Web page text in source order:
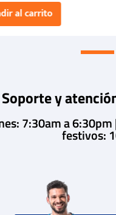
al carrito
Soporte y
7:30am a
festivos: